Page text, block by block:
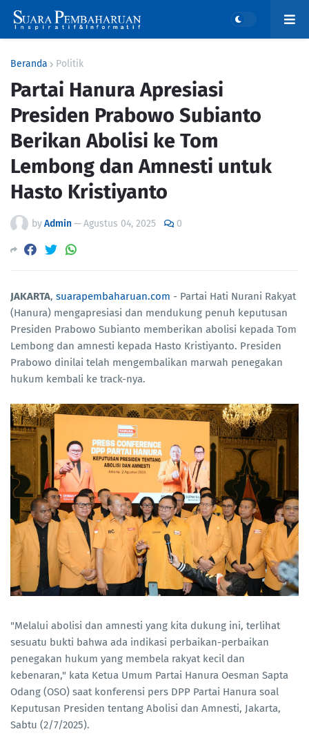
Beranda Politik
Partai Hanura Apresiasi
Presiden Prabowo Subianto
Berikan Abolisi ke Tom
Lembong dan Amnesti untuk
Hasto Kristiyanto
byAdmin—Agustus 04, 2025 0
JAKARTA, suarapembaharuan.com - Partai Hati Nurani Rakyat
(Hanura) mengapresiasi dan mendukung penuh keputusan
Presiden Prabowo Subianto memberikan abolisi kepada Tom
Lembong dan amnesti kepada Hasto Kristiyanto. Presiden
Prabowo dinilai telah mengembalikan marwah penegakan
hukum kembali ke track-nya.
"Melalui abolisi dan amnesti yang kita dukung ini, terlihat
sesuatu bukti bahwa ada indikasi perbaikan-perbaikan
penegakan hukum yang membela rakyat kecil dan
kebenaran," kata Ketua Umum Partai Hanura Oesman Sapta
Odang (OSO) saat konferensi pers DPP Partai Hanura soal
Keputusan Presiden tentang Abolisi dan Amnesti, Jakarta,
Sabtu (2/7/2025).